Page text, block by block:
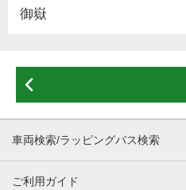
御嶽

車両検索/ラッピングバス検索
ご利用ガイド